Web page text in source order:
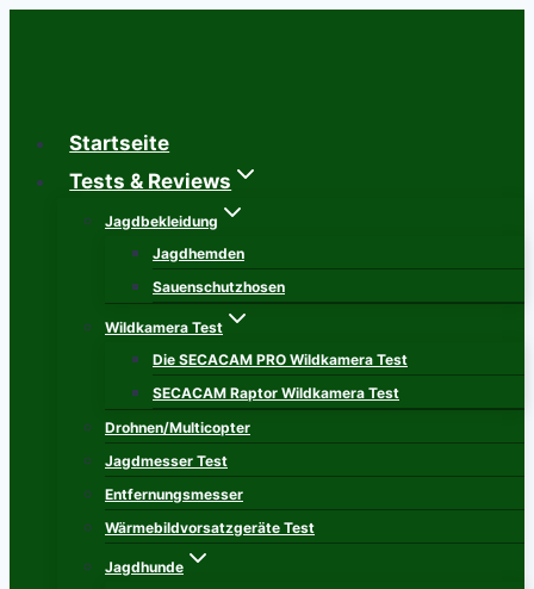
Startseite
Tests & Reviews
Jagdbekleidung
Jagdhemden
Sauenschutzhosen
Wildkamera Test
Die SECACAM PRO Wildkamera Test
SECACAM Raptor Wildkamera Test
Drohnen/Multicopter
Jagdmesser Test
Entfernungsmesser
Wärmebildvorsatzgeräte Test
Jagdhunde